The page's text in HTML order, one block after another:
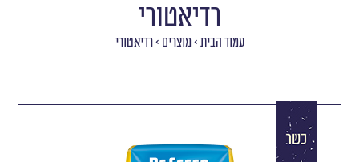
רדיאטורי
עמוד הבית >מוצרים >רדיאטורי